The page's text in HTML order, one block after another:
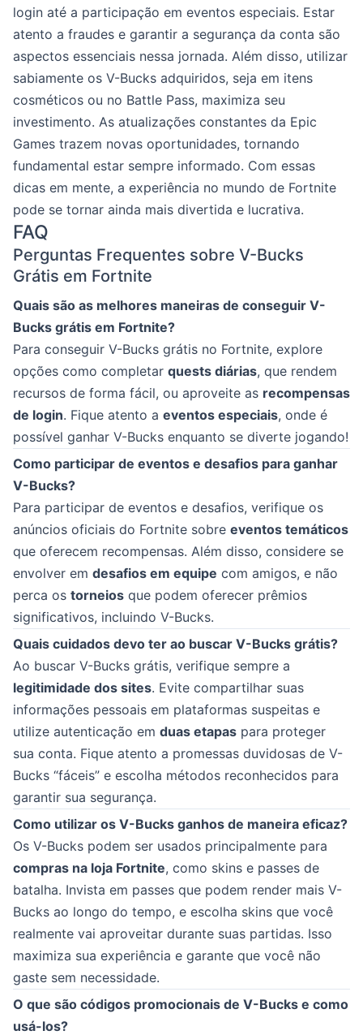
login até a participação em eventos especiais. Estar
atento a fraudes e garantir a segurança da conta são
aspectos essenciais nessa jornada. Além disso, utilizar
sabiamente os V-Bucks adquiridos, seja em itens
cosméticos ou no Battle Pass, maximiza seu
investimento. As atualizações constantes da Epic
Games trazem novas oportunidades, tornando
fundamental estar sempre informado. Com essas
dicas em mente, a experiência no mundo de Fortnite
pode se tornar ainda mais divertida e lucrativa.
FAQ
Perguntas Frequentes sobre V-Bucks
Grátis em Fortnite
Quais são as melhores maneiras de conseguir V-
Bucks grátis em Fortnite?
Para conseguir V-Bucks grátis no Fortnite, explore
opções como completar quests diárias, que rendem
recursos de forma fácil, ou aproveite as recompensas
de login. Fique atento a eventos especiais, onde é
possível ganhar V-Bucks enquanto se diverte jogando!
Como participar de eventos e desafios para ganhar
V-Bucks?
Para participar de eventos e desafios, verifique os
anúncios oficiais do Fortnite sobre eventos temáticos
que oferecem recompensas. Além disso, considere se
envolver em desafios em equipe com amigos, e não
perca os torneios que podem oferecer prêmios
significativos, incluindo V-Bucks.
Quais cuidados devo ter ao buscar V-Bucks grátis?
Ao buscar V-Bucks grátis, verifique sempre a
legitimidade dos sites. Evite compartilhar suas
informações pessoais em plataformas suspeitas e
utilize autenticação em duas etapas para proteger
sua conta. Fique atento a promessas duvidosas de V-
Bucks “fáceis” e escolha métodos reconhecidos para
garantir sua segurança.
Como utilizar os V-Bucks ganhos de maneira eficaz?
Os V-Bucks podem ser usados principalmente para
compras na loja Fortnite, como skins e passes de
batalha. Invista em passes que podem render mais V-
Bucks ao longo do tempo, e escolha skins que você
realmente vai aproveitar durante suas partidas. Isso
maximiza sua experiência e garante que você não
gaste sem necessidade.
O que são códigos promocionais de V-Bucks e como
usá-los?